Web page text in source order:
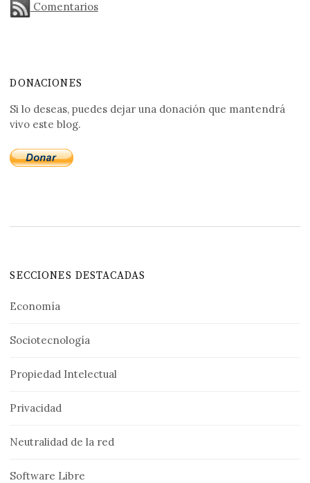
Comentarios
DONACIONES
Si lo deseas, puedes dejar una donación que mantendrá
vivo este blog.
SECCIONES DESTACADAS
Economía
Sociotecnología
Propiedad Intelectual
Privacidad
Neutralidad de la red
Software Libre